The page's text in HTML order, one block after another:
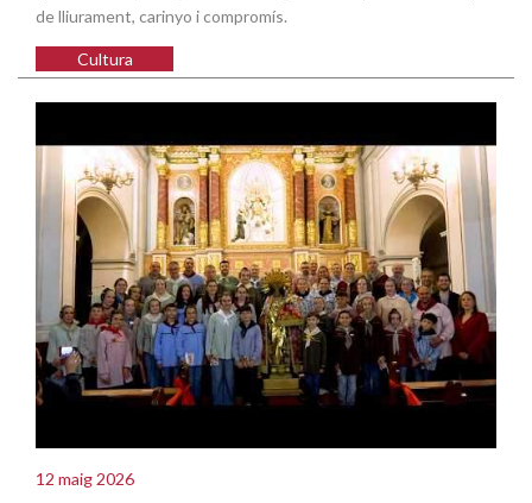
de lliurament, carinyo i compromís.
Cultura
12 maig 2026